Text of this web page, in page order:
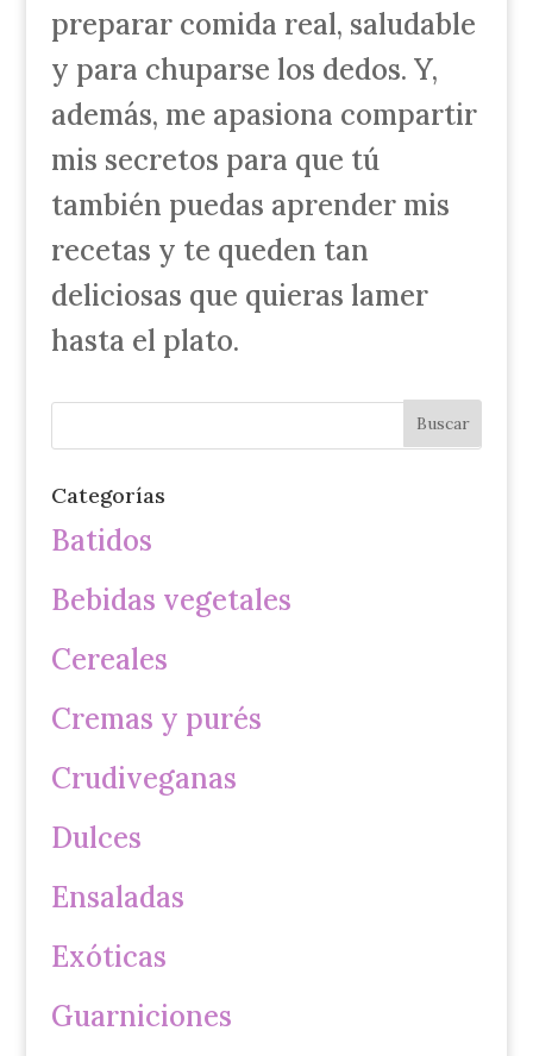
preparar comida real, saludable
y para chuparse los dedos. Y,
además, me apasiona compartir
mis secretos para que tú
también puedas aprender mis
recetas y te queden tan
deliciosas que quieras lamer
hasta el plato.
Categorías
Batidos
Bebidas vegetales
Cereales
Cremas y purés
Crudiveganas
Dulces
Ensaladas
Exóticas
Guarniciones